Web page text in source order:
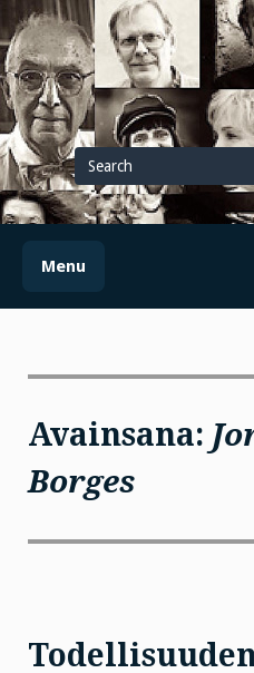
Skip
to
content
Search
for
Menu
Avainsana:
Borges